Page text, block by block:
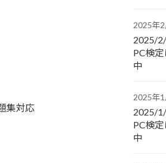
集対応
2025年
2025/
PC検
中
2025年
2025/
PC検
中